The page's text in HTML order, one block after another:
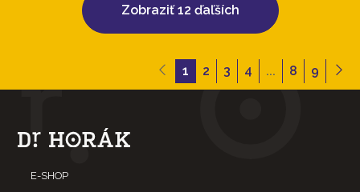
Zobraziť 12 ďaľších
1 2 3 4 ... 8 9
E-SHOP